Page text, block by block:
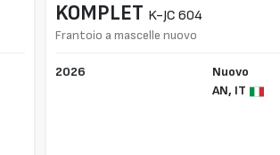
KOMPLET K-JC 604
Frantoio a mascelle nuovo
2026
Nuovo
AN, IT